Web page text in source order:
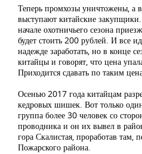
Теперь промхозы уничтожены, а в
выступают китайские
начале охотничьего сезона
будет стоить 200 рублей. И все
надежде заработать, но в конце
китайцы и говорят, что цена
Приходится сдавать по таким
Осенью 2017 года китайцам
кедровых шишек. Вот только
группа более 30 человек со
проводника и он их вывел в
гора Скалистая, проработав там,
Пожарского района.